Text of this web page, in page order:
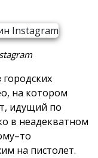
на котором
идущий по
в неадекватном
на пистолет.